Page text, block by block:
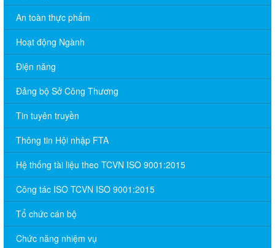
An toàn thực phẩm
Hoạt động Ngành
Điện năng
Đảng bộ Sở Công Thương
Tin tuyên truyền
Thông tin Hội nhập FTA
Hệ thống tài liệu theo TCVN ISO 9001:2015
Công tác ISO TCVN ISO 9001:2015
Tổ chức cán bộ
Chức năng nhiệm vụ